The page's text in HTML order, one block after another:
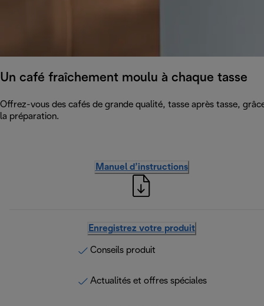
Un café fraîchement moulu à chaque tasse
Offrez-vous des cafés de grande qualité, tasse après tasse,
la préparation.
Manuel d’instructions
Enregistrez votre produit
Conseils produit
Actualités et offres spéciales